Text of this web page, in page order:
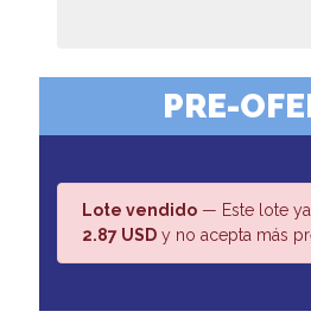
PRE-
Lote vendido — Este lote
2.87 USD y no acepta más